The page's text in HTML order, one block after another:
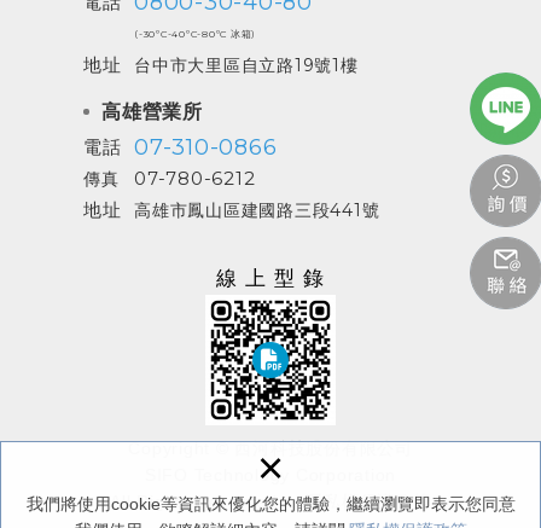
我們將使用cookie等資訊來優化您的體驗，繼續瀏覽即表示您同意
×
(-30ºC-40ºC-80ºC 冰箱)
地址 台中市大里區自立路19號1樓
高雄營業所
電話 07-310-0866
傳真
07-780-6212
地址
高雄市鳳山區建國路三段441號
線上型錄
Copyright © 西河科技股份有限公司
SIFO Technology Corporation
All Rights Reserved./隱私權保護政策